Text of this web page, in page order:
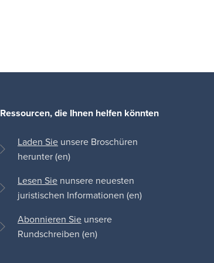
Ressourcen, die Ihnen helfen könnten
Laden Sie unsere Broschüren
herunter (en)
Lesen Sie nunsere neuesten
juristischen Informationen (en)
Abonnieren Sie unsere
Rundschreiben (en)